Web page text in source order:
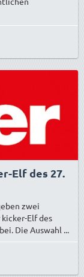
Elf des 27.
zwei
Elf des
Die Auswahl ...